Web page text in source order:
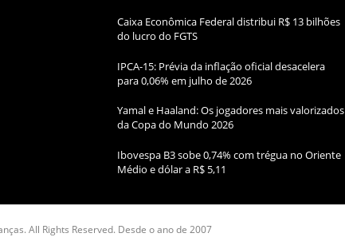
Caixa Econômica Federal distribui R$ 13 bilhões
do lucro do FGTS
IPCA-15: Prévia da inflação oficial desacelera
para 0,06% em julho de 2026
Yamal e Haaland: Os jogadores mais valorizados
da Copa do Mundo 2026
Ibovespa B3 sobe 0,74% com trégua no Oriente
Médio e dólar a R$ 5,11
All Rights Reserved. Desde o ano de 2007